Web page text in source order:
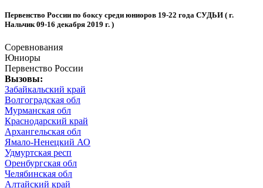
Первенство России по боксу среди юниоров 19-22 года СУДЬИ ( г.
Нальчик 09-16 декабря 2019 г. )
Соревнования
Юниоры
Первенство России
Вызовы:
Забайкальский край
Волгоградская обл
Мурманская обл
Краснодарский край
Архангельская обл
Ямало-Ненецкий АО
Удмуртская респ
Оренбургская обл
Челябинская обл
Алтайский край